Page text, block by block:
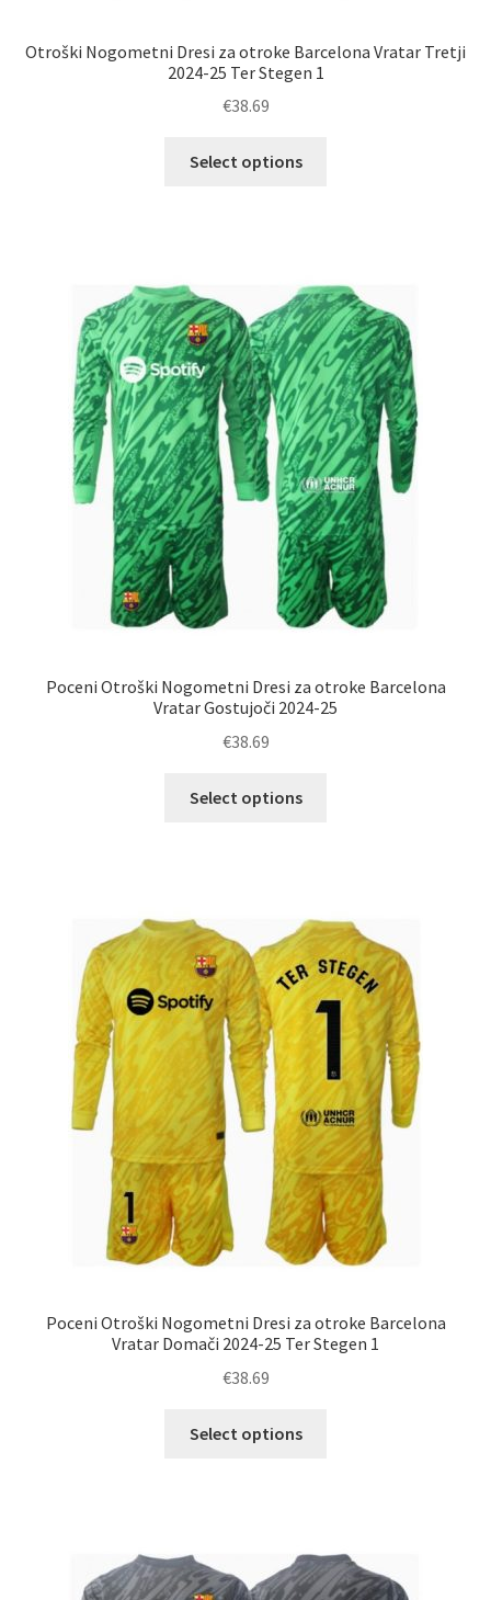
Otroški Nogometni Dresi za otroke Barcelona Vratar Tretji
2024-25 Ter Stegen 1
€38.69
Select options
Možnosti
lahko
izberete
na
strani
izdelka
Poceni Otroški Nogometni Dresi za otroke Barcelona
Vratar Gostujoči 2024-25
€38.69
Select options
Možnosti
lahko
izberete
na
strani
izdelka
Poceni Otroški Nogometni Dresi za otroke Barcelona
Vratar Domači 2024-25 Ter Stegen 1
€38.69
Select options
Možnosti
lahko